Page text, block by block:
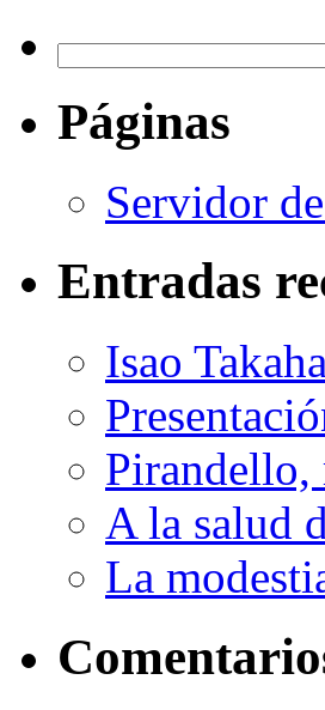
Páginas
Servidor
Entradas
Isao
Pirandello,
A la salud
La